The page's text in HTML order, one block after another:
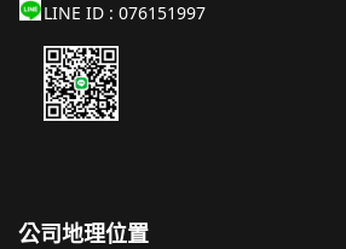
LINE ID : 076151997
公司地理位置